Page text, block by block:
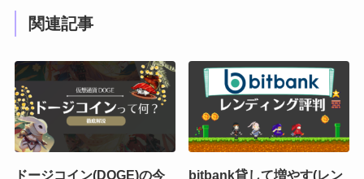
関連記事
ドージコイン(DOGE)の今 bitbank貸して増やす(レン